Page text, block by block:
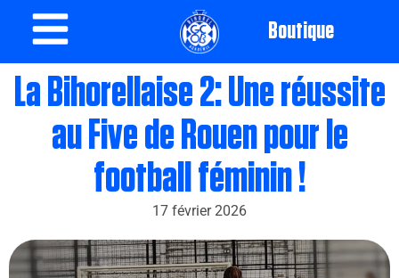
Boutique
La Bihorellaise 2: Une réussite
au Five de Rouen pour le
football féminin !
17 février 2026